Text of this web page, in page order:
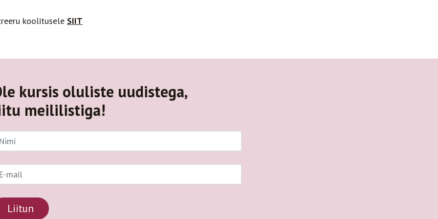
koolitusele SIIT
kursis oluliste uudistega,
meililistiga!